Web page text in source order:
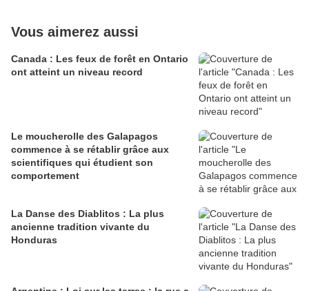
Vous aimerez aussi
Canada : Les feux de forêt en Ontario
ont atteint un niveau record
Le moucherolle des Galapagos
commence à se rétablir grâce aux
scientifiques qui étudient son
comportement
La Danse des Diablitos : La plus
ancienne tradition vivante du
Honduras